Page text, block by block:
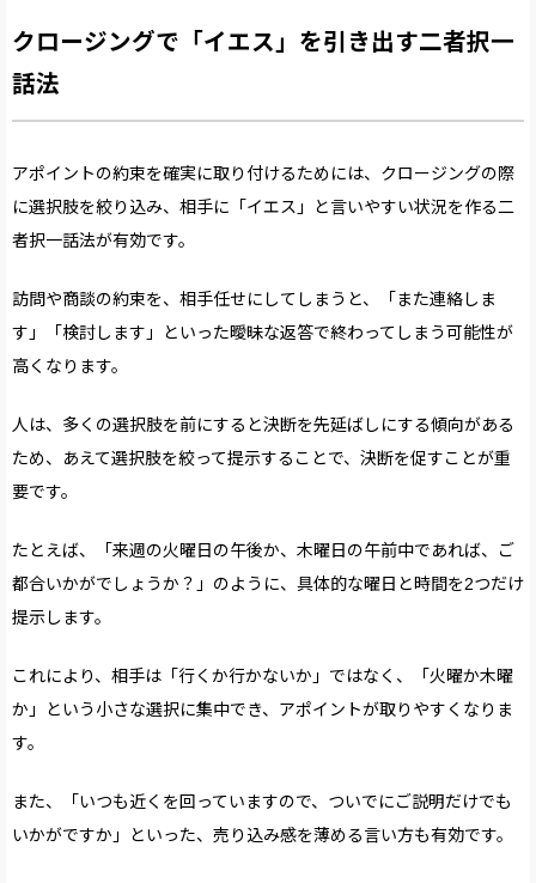
クロージングで「イエス」を引き出す二者択一
話法
アポイントの約束を確実に取り付けるためには、クロージングの際
に選択肢を絞り込み、相手に「イエス」と言いやすい状況を作る二
者択一話法が有効です。
訪問や商談の約束を、相手任せにしてしまうと、「また連絡しま
す」「検討します」といった曖昧な返答で終わってしまう可能性が
高くなります。
人は、多くの選択肢を前にすると決断を先延ばしにする傾向がある
ため、あえて選択肢を絞って提示することで、決断を促すことが重
要です。
たとえば、「来週の火曜日の午後か、木曜日の午前中であれば、ご
都合いかがでしょうか？」のように、具体的な曜日と時間を2つだけ
提示します。
これにより、相手は「行くか行かないか」ではなく、「火曜か木曜
か」という小さな選択に集中でき、アポイントが取りやすくなりま
す。
また、「いつも近くを回っていますので、ついでにご説明だけでも
いかがですか」といった、売り込み感を薄める言い方も有効です。